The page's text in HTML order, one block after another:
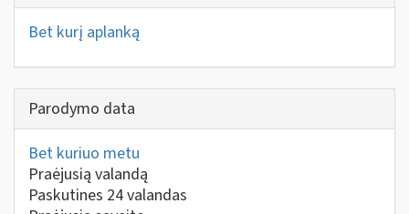
Bet kurį aplanką
Parodymo data
Bet kuriuo metu
Praėjusią valandą
Paskutines 24 valandas